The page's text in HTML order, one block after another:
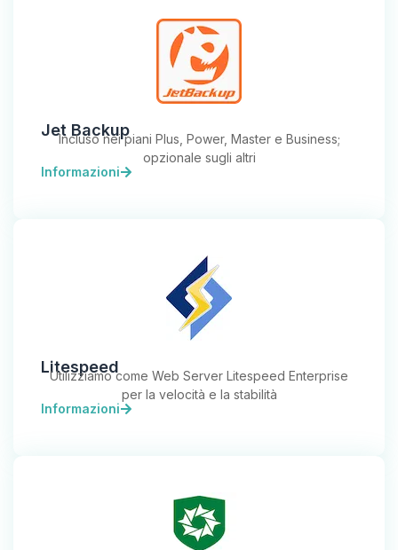
Jet Backup
Incluso nei piani Plus, Power, Master e Business;
opzionale sugli altri
Informazioni
Litespeed
Utilizziamo come Web Server Litespeed Enterprise
per la velocità e la stabilità
Informazioni